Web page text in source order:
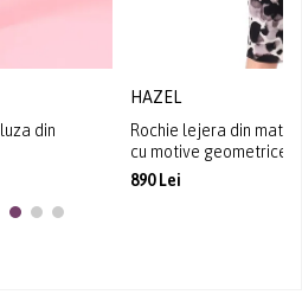
din
HAZEL
Rochie lejera din
cu motive geometrice
890 Lei